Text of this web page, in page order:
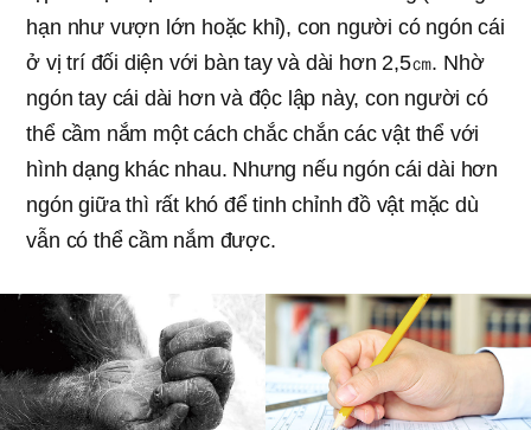
hạn như vượn lớn hoặc khỉ), con người có ngón cái
ở vị trí đối diện với bàn tay và dài hơn 2,5㎝. Nhờ
ngón tay cái dài hơn và độc lập này, con người có
thể cầm nắm một cách chắc chắn các vật thể với
hình dạng khác nhau. Nhưng nếu ngón cái dài hơn
ngón giữa thì rất khó để tinh chỉnh đồ vật mặc dù
vẫn có thể cầm nắm được.